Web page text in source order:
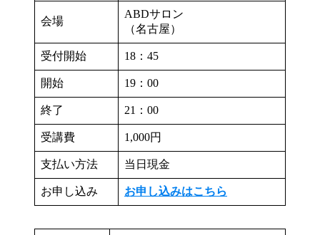
会場
ABDサロン
（名古屋）
受付開始 18：45
開始 19：00
終了 21：00
受講費 1,000円
支払い方法 当日現金
お申し込み お申し込みはこちら